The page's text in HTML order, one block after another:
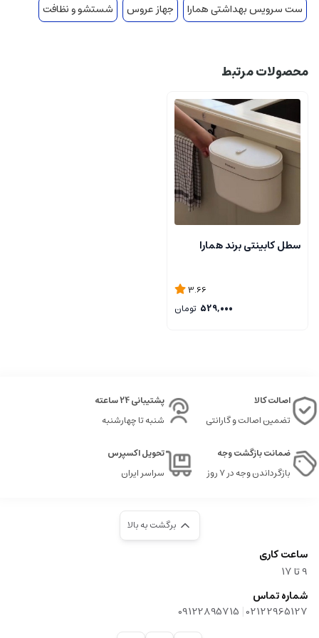
ست سرویس بهداشتی همارا
جهاز عروس شستشو و نظافت
محصولات مرتبط
سطل کابینتی برند همارا
3.66
529,000 تومان
اصالت کالا
تضمین اصالت و گارانتی
پشتیبانی 24 ساعته
شنبه تا چهارشنبه
ضمانت بازگشت وجه
بازگرداندن وجه در ۷ روز
تحویل اکسپرس
سراسر ایران
برگشت به بالا
ساعت کاری
9‌ تا ۱۷
شماره تماس
02122965127
|
09122895715